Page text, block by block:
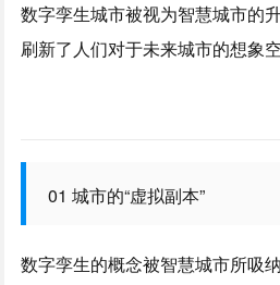
数字孪生城市被视为智慧城市的
刷新了人们对于未来城市的想象空
01 城市的“虚拟副本”
数字孪生的概念被智慧城市所吸